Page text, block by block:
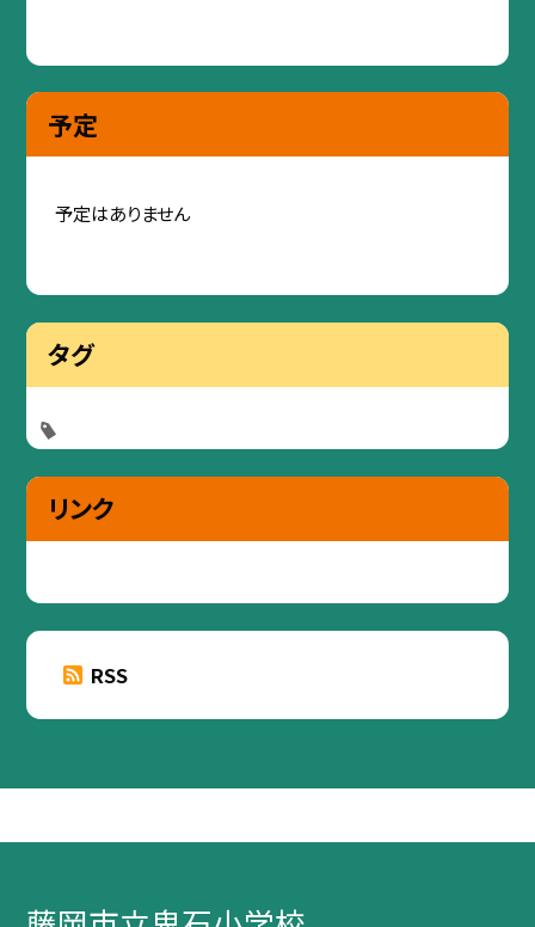
予定
予定はありません
タグ
リンク
RSS